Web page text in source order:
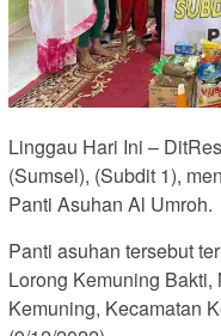
Linggau Hari Ini –
(Sumsel), (Subdit 1),
Panti Asuhan Al Umroh.
Panti asuhan tersebut
Lorong Kemuning
Kemuning, Kecamatan